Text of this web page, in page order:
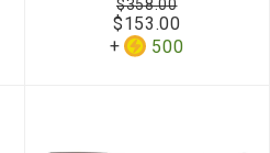
$153.00
500
$358.00